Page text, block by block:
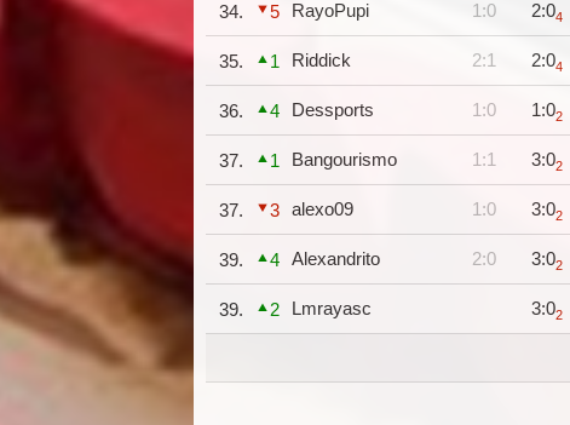
34. 5 RayoPupi 1:0 2:04
35. 1 Riddick 2:1 2:04
36. 4 Dessports 1:0 1:02
37. 1 Bangourismo 1:1 3:02
37. 3 alexo09 1:0 3:02
39. 4 Alexandrito 2:0 3:02
39. 2 Lmrayasc 3:02